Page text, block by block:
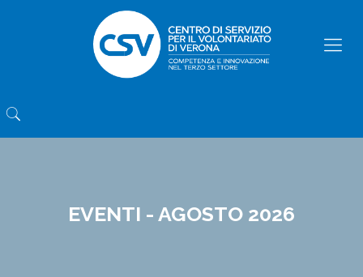
EVENTI - AGOSTO 2026